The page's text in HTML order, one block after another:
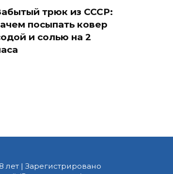
трюк из СССР:
посыпать ковер
и солью на 2
| Зарегистрировано